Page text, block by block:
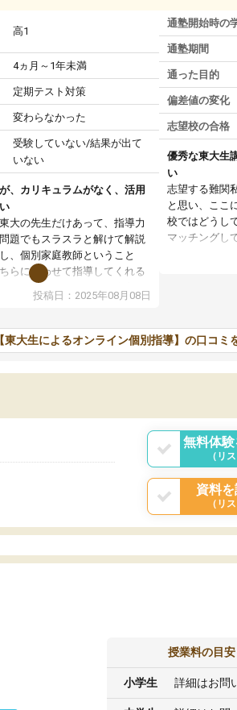
高1
4ヵ月～1年未満
定期テスト対策
変わらなかった
受験していない/結果が出て
いない
、カリキュラムがなく、活用
大の先生だけあって、指導力
題でもスラスラと解けて解説
、個別家庭教師ということ
らに合わせて指導してくれる
カリキュラムがない。当方
学習をするため、学校の教科
時間の時間を使って進められる
り、それであれば自学自習で
の仕方が分からず辞めること
投稿日：2025年08月08日
通塾開始時の
通塾期間
通った目的
偏差値の変化
志望校の合格
優秀な東大生
い
志望する難関
と思い、ここ
校ではどうし
マッチングし
また受験のノ
ツーマン指導
しいオリジナ
と感じました
東大生によるオンライン個別指導】の口コミ
無料体
（リ
資料
（リ
授業料の目安
小学生 詳細はお問